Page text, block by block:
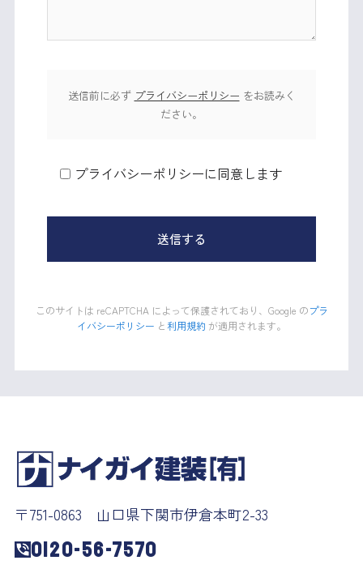
送信前に必ず プライバシーポリシー をお読みく
ださい。
プライバシーポリシーに同意します
送信する
このサイトは reCAPTCHA によって保護されており、Google のプラ
イバシーポリシー と利用規約 が適用されます。
〒751-0863 山口県下関市伊倉本町2-33
0120-56-7570